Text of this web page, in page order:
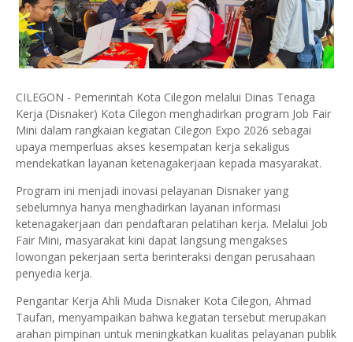
CILEGON - Pemerintah Kota Cilegon melalui Dinas Tenaga
Kerja (Disnaker) Kota Cilegon menghadirkan program Job Fair
Mini dalam rangkaian kegiatan Cilegon Expo 2026 sebagai
upaya memperluas akses kesempatan kerja sekaligus
mendekatkan layanan ketenagakerjaan kepada masyarakat.
Program ini menjadi inovasi pelayanan Disnaker yang
sebelumnya hanya menghadirkan layanan informasi
ketenagakerjaan dan pendaftaran pelatihan kerja. Melalui Job
Fair Mini, masyarakat kini dapat langsung mengakses
lowongan pekerjaan serta berinteraksi dengan perusahaan
penyedia kerja.
Pengantar Kerja Ahli Muda Disnaker Kota Cilegon, Ahmad
Taufan, menyampaikan bahwa kegiatan tersebut merupakan
arahan pimpinan untuk meningkatkan kualitas pelayanan publik